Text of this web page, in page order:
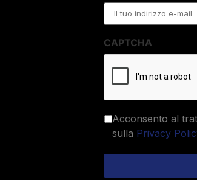
Email *
CAPTCHA
Acconsento al
sulla Privacy